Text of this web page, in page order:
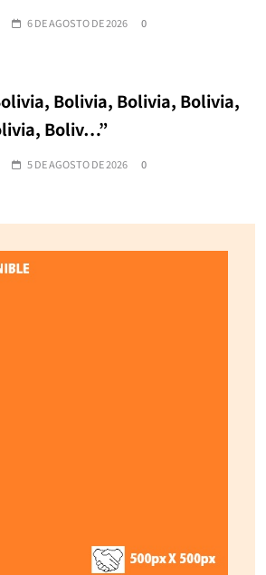
6 DE AGOSTO DE 2026 0
Bolivia, Bolivia, Bolivia,
Boliv…”
5 DE AGOSTO DE 2026 0